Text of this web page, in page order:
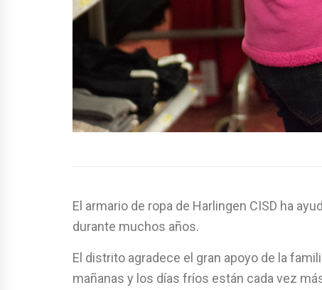
El armario de ropa de Harlingen CISD ha
durante muchos años.
El distrito agradece el gran apoyo de la
mañanas y los días fríos están cada vez